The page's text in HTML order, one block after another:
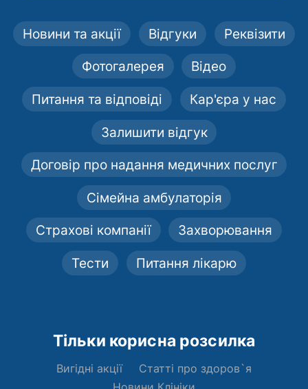
Новини та акції Відгуки Реквізити
Фотогалерея Відео
Питання та відповіді Кар'єра у нас
Залишити відгук
Договір про надання медичних послуг
Сімейна амбулаторія
Страхові компанії Захворювання
Тести Питання лікарю
Тільки корисна розсилка
Вигідні акції
Статті про здоров`я